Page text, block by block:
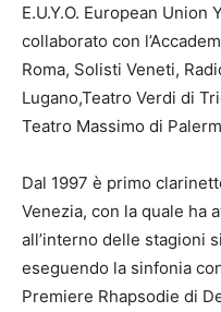
E.U.Y.O. European Union
collaborato con
Roma, Solisti Veneti,
Lugano,Teatro Verdi di
Teatro Massimo di
Dal 1997 è primo
Venezia, con la quale ha
all’interno delle stagioni
eseguendo la sinfonia
Premiere Rhapsodie di